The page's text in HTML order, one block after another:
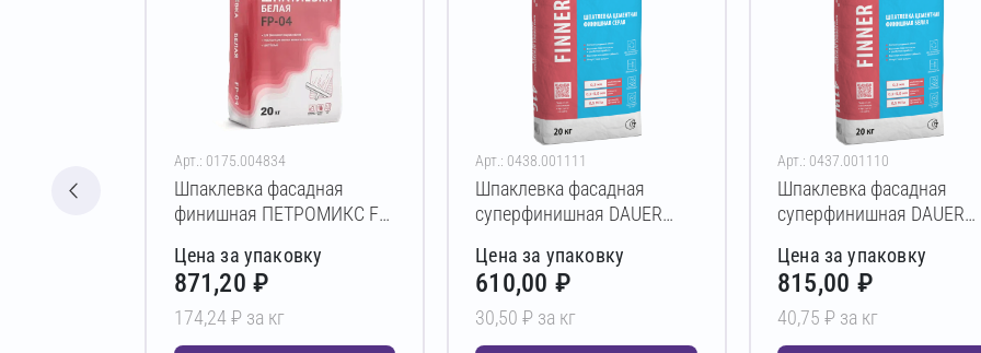
Арт.: 0175.004834
Шпаклевка фасадная
финишная ПЕТРОМИКС FP-
Цена за упаковку
871,20 ₽
174,24 ₽ за кг
Арт.: 0438.001111
Шпаклевка фасадная
суперфинишная DAUER
Цена за упаковку
610,00 ₽
30,50 ₽ за кг
Арт.: 0437.001110
Шпаклевка фасадная
суперфинишная DAUER
Цена за упаковку
815,00 ₽
40,75 ₽ за кг